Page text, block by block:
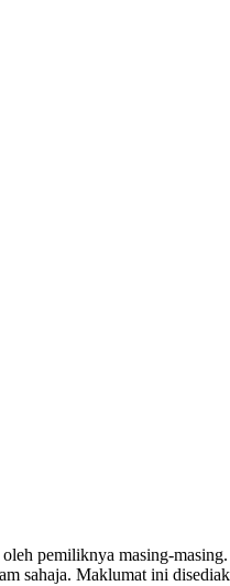
pemiliknya masing-
sahaja. Maklumat ini